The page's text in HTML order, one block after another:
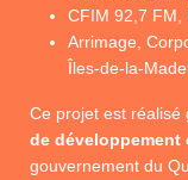
CFIM 92,7 FM,
Arrimage,
Îles-de-la-
Ce projet est réalisé
de développement
gouvernement du